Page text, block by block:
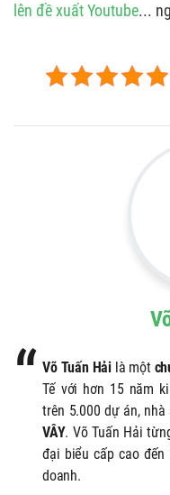
lên đề xuất Youtube...
Võ Tuấn Hảilà một
Tế với hơn 15 năm
trên 5.000 dự án,
VÂY. Võ Tuấn Hải
đại biểu cấp cao
doanh.